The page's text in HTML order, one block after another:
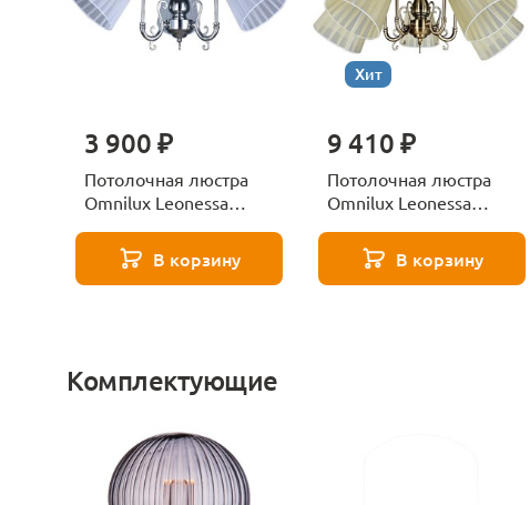
3 900 ₽
Потолочная люстра
Omnilux Leonessa
В корзину
Хит
9 410 ₽
Потолочная люстра
Omnilux Leonessa
В корзину
Комплектующие